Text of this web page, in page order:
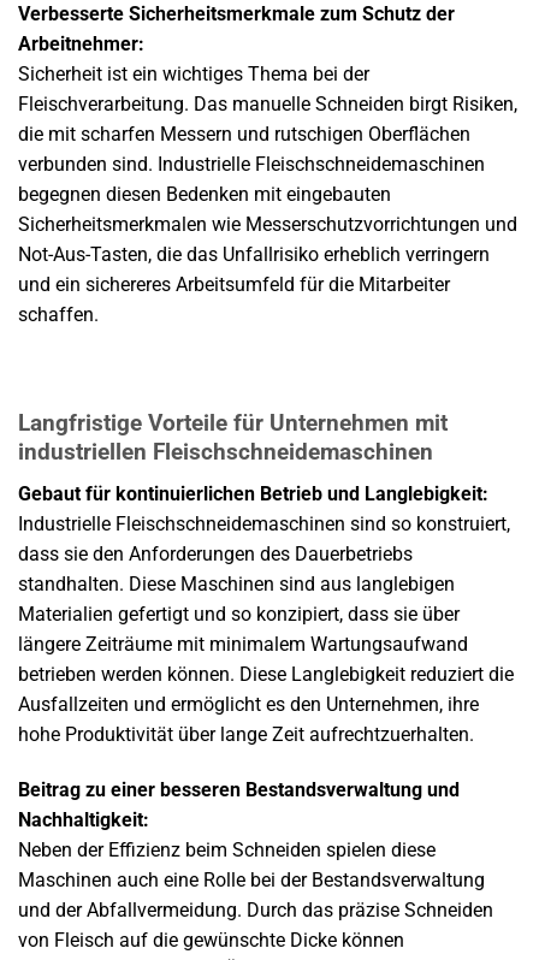
Verbesserte Sicherheitsmerkmale zum Schutz der
Arbeitnehmer:
Sicherheit ist ein wichtiges Thema bei der
Fleischverarbeitung. Das manuelle Schneiden birgt Risiken,
die mit scharfen Messern und rutschigen Oberflächen
verbunden sind. Industrielle Fleischschneidemaschinen
begegnen diesen Bedenken mit eingebauten
Sicherheitsmerkmalen wie Messerschutzvorrichtungen und
Not-Aus-Tasten, die das Unfallrisiko erheblich verringern
und ein sichereres Arbeitsumfeld für die Mitarbeiter
schaffen.
Langfristige Vorteile für Unternehmen mit
industriellen Fleischschneidemaschinen
Gebaut für kontinuierlichen Betrieb und Langlebigkeit:
Industrielle Fleischschneidemaschinen sind so konstruiert,
dass sie den Anforderungen des Dauerbetriebs
standhalten. Diese Maschinen sind aus langlebigen
Materialien gefertigt und so konzipiert, dass sie über
längere Zeiträume mit minimalem Wartungsaufwand
betrieben werden können. Diese Langlebigkeit reduziert die
Ausfallzeiten und ermöglicht es den Unternehmen, ihre
hohe Produktivität über lange Zeit aufrechtzuerhalten.
Beitrag zu einer besseren Bestandsverwaltung und
Nachhaltigkeit:
Neben der Effizienz beim Schneiden spielen diese
Maschinen auch eine Rolle bei der Bestandsverwaltung
und der Abfallvermeidung. Durch das präzise Schneiden
von Fleisch auf die gewünschte Dicke können